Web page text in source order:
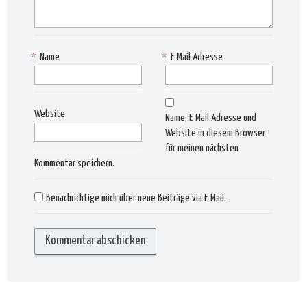
Name
* E-Mail-Adresse
*
Website
Name, E-Mail-Adresse und
Website in diesem Browser
für meinen nächsten
Kommentar speichern.
Benachrichtige mich über neue Beiträge via E-Mail.